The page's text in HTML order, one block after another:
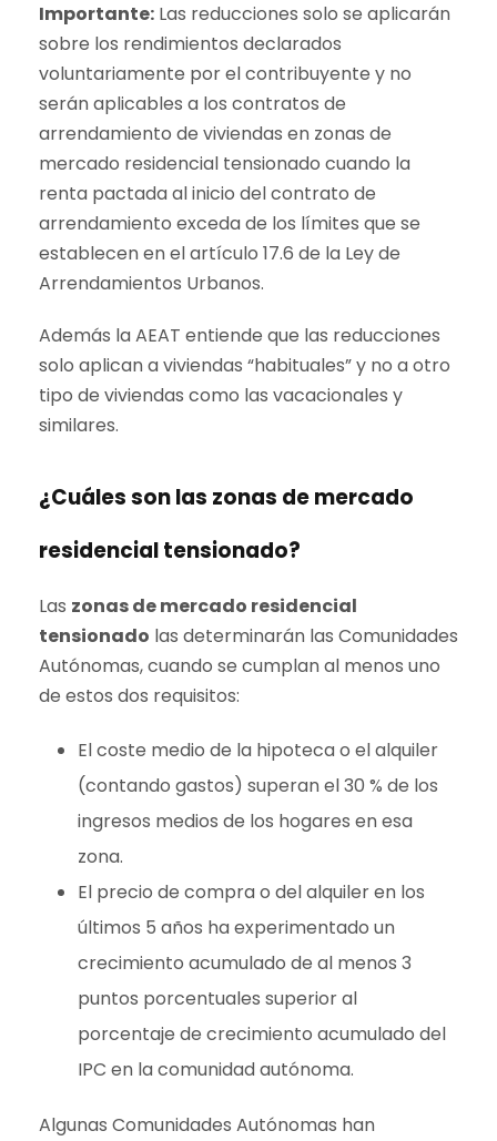
Importante: Las reducciones solo se aplicarán
sobre los rendimientos declarados
voluntariamente por el contribuyente y no
serán aplicables a los contratos de
arrendamiento de viviendas en zonas de
mercado residencial tensionado cuando la
renta pactada al inicio del contrato de
arrendamiento exceda de los límites que se
establecen en el artículo 17.6 de la Ley de
Arrendamientos Urbanos.
Además la AEAT entiende que las reducciones
solo aplican a viviendas “habituales” y no a otro
tipo de viviendas como las vacacionales y
similares.
¿Cuáles son las zonas de mercado
residencial tensionado?
Las zonas de mercado residencial
tensionado las determinarán las Comunidades
Autónomas, cuando se cumplan al menos uno
de estos dos requisitos:
El coste medio de la hipoteca o el alquiler
(contando gastos) superan el 30 % de los
ingresos medios de los hogares en esa
zona.
El precio de compra o del alquiler en los
últimos 5 años ha experimentado un
crecimiento acumulado de al menos 3
puntos porcentuales superior al
porcentaje de crecimiento acumulado del
IPC en la comunidad autónoma.
Algunas Comunidades Autónomas han